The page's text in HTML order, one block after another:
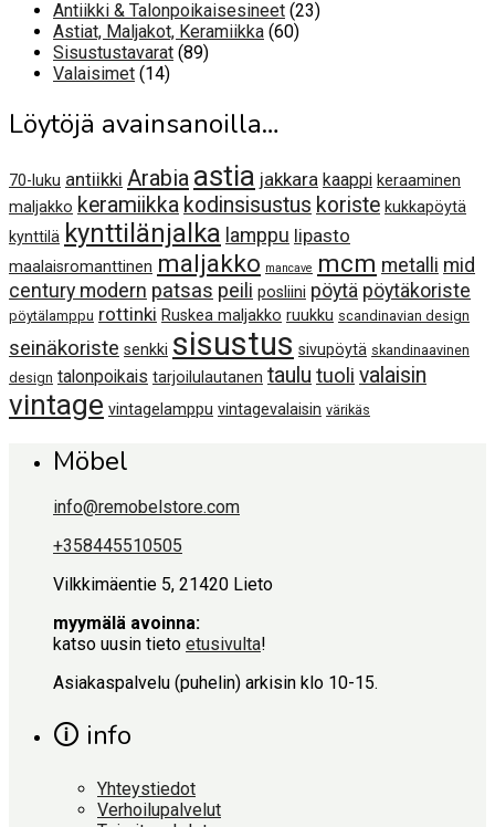
tuotetta
Antiikki & Talonpoikaisesineet 2323
Astiat, Maljakot, Keramiikka 6060
Sisustustavarat 8989
Valaisimet 1414
Löytöjä avainsanoilla…
70-luku antiikki Arabia astia jakkara kaappi keraaminen
maljakko keramiikka kodinsisustus koriste kukkapöytä
kynttilä kynttilänjalka lamppu lipasto
maalaisromanttinen maljakko mancave mcm metalli mid
century modern patsas peili posliini pöytä pöytäkoriste
pöytälamppu rottinki Ruskea maljakko ruukku scandinavian design
seinäkoriste senkki sisustus sivupöytä skandinaavinen
design talonpoikais tarjoilulautanen taulu tuoli valaisin
vintage vintagelamppu vintagevalaisin värikäs
Möbel
info@remobelstore.com
+358445510505
Vilkkimäentie 5, 21420 Lieto
myymälä avoinna:
katso uusin tieto etusivulta!
Asiakaspalvelu (puhelin) arkisin klo 10-15.
🛈 info
Yhteystiedot
Verhoilupalvelut